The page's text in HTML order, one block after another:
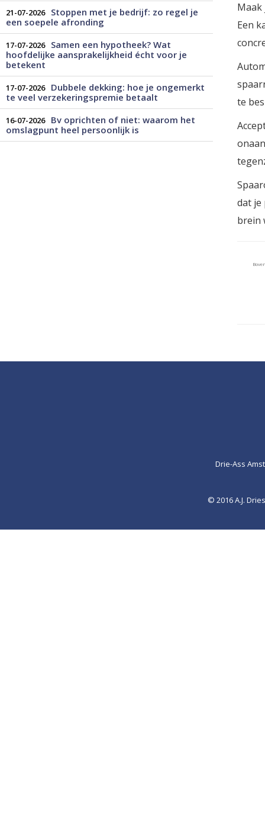
21-07-2026
Stoppen met je bedrijf: zo regel je
een soepele afronding
17-07-2026
Samen een hypotheek? Wat
hoofdelijke aansprakelijkheid écht voor je
betekent
17-07-2026
Dubbele dekking: hoe je ongemerkt
te veel verzekeringspremie betaalt
16-07-2026
Bv oprichten of niet: waarom het
omslagpunt heel persoonlijk is
Maak
Een
te
dat je
brein
Drie-Ass
© 2016 A.J.